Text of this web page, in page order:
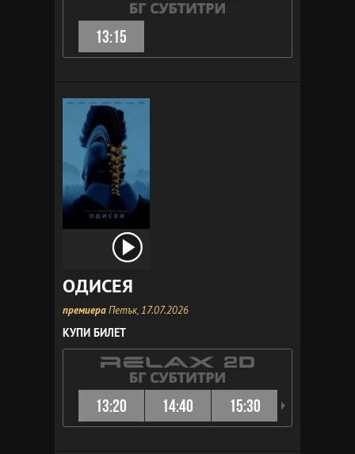
13:15
ОДИСЕЯ
премиераПетък, 17.07.2026
КУПИ БИЛЕТ
13:20 14:40 15:30